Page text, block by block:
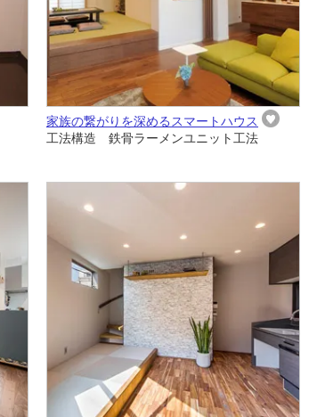
家族の繋がりを深めるスマートハウス
工法構造 鉄骨ラーメンユニット工法